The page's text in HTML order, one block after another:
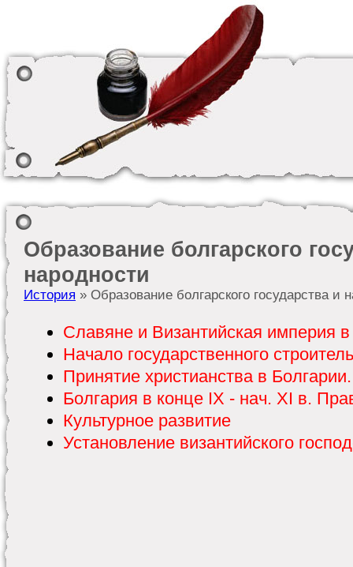
Образование болгарского
народности
История » Образование болгарского государства и
Славяне и Византийская империя
Начало государственного
Принятие христианства в
Болгария в конце IX - нач. XI в.
Культурное развитие
Установление византийского